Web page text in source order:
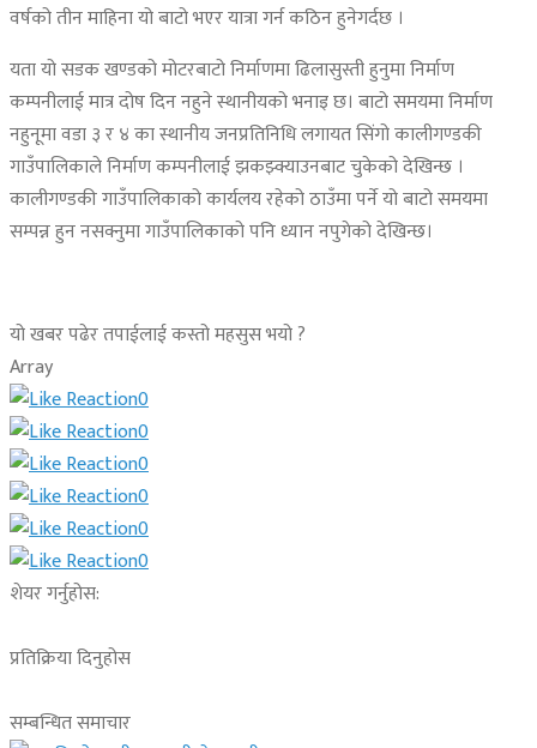
वर्षको तीन माहिना यो बाटो भएर यात्रा गर्न कठिन हुनेगर्दछ ।
यता यो सडक खण्डको मोटरबाटो निर्माणमा ढिलासुस्ती हुनुमा निर्माण
कम्पनीलाई मात्र दोष दिन नहुने स्थानीयको भनाइ छ। बाटो समयमा निर्माण
नहुनूमा वडा ३ र ४ का स्थानीय जनप्रतिनिधि लगायत सिंगो कालीगण्डकी
गाउँपालिकाले निर्माण कम्पनीलाई झकझ्क्याउनबाट चुकेको देखिन्छ ।
कालीगण्डकी गाउँपालिकाको कार्यलय रहेको ठाउँमा पर्ने यो बाटो समयमा
सम्पन्न हुन नसक्नुमा गाउँपालिकाको पनि ध्यान नपुगेको देखिन्छ।
यो खबर पढेर तपाईलाई कस्तो महसुस भयो ?
Array
0
0
0
0
0
0
शेयर गर्नुहोस:
प्रतिक्रिया दिनुहोस
सम्बन्धित समाचार